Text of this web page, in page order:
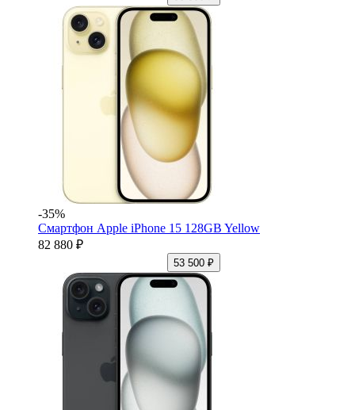
-35%
Смартфон Apple iPhone 15 128GB Yellow
82 880 ₽
53 500 ₽